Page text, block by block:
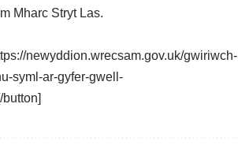
Mharc Stryt Las.
newyddion.wrecsam.gov.uk/gwiriwch-
syml-ar-gyfer-gwell-